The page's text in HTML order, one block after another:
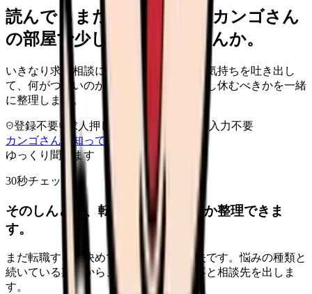
読んでもまだ苦しいなら、カンゴさん
の部屋で少し話してみませんか。
いきなり求人相談には進みません。今の気持ちを吐き出し
て、何がつらいのか、辞めるべきか、少し休むべきかを一緒
に整理します。
登録不要 求人押し売りなし
病院名は入力不要
カンゴさんを知ってから相談する
ゆっくり聞きます
30秒チェック
そのしんどさ、転職すべきサインか整理できま
す。
まだ転職すると決めていなくても大丈夫です。悩みの種類と
続いている期間から、次に見るべき記事と相談先を出しま
す。